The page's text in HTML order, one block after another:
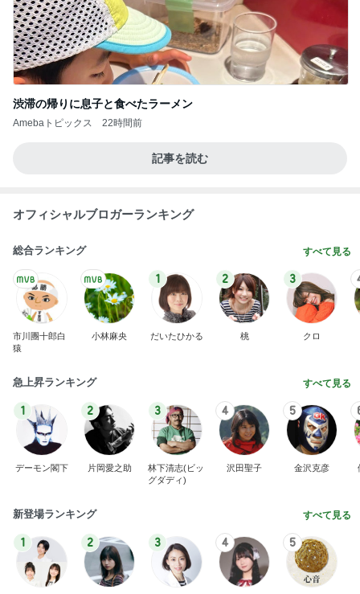
渋滞の帰りに息子と食べたラーメン
Amebaトピックス 22時間前
記事を読む
オフィシャルブロガーランキング
総合ランキング すべて見る
市川團十郎白
猿
小林麻央
1
だいたひかる
2
桃
3
クロ
急上昇ランキング すべて見る
1
デーモン閣下
2
片岡愛之助
3
林下清志(ビッ
グダディ)
4
沢田聖子
5
金沢克彦
新登場ランキング すべて見る
1 2 3 4 5